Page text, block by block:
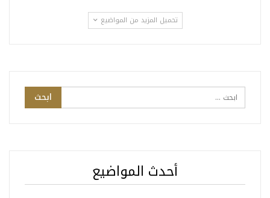
تحميل المزيد من المواضيع
أحدث المواضيع